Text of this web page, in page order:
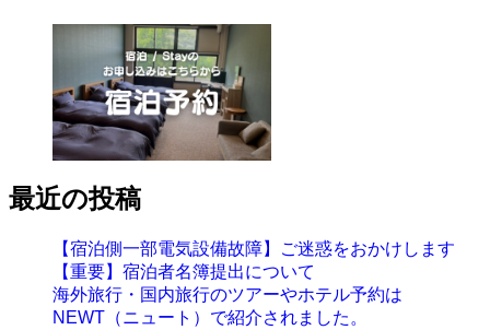
最近の投稿
【宿泊側一部電気設備故障】ご迷惑をおかけします
【重要】宿泊者名簿提出について
海外旅行・国内旅行のツアーやホテル予約は
NEWT（ニュート）で紹介されました。